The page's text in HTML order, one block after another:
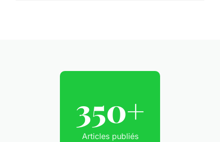
350+
Articles publiés